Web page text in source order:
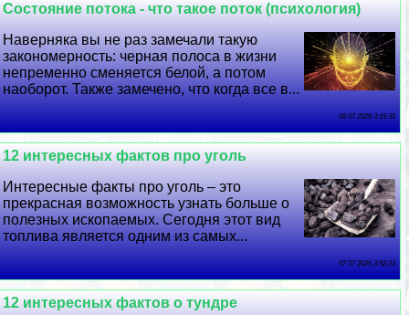
Состояние потока - что такое поток (психология)
Наверняка вы не раз замечали такую
закономерность: черная полоса в жизни
непременно сменяется белой, а потом
наоборот. Также замечено, что когда все в...
08 07 2026 3:15:32
12 интересных фактов про уголь
Интересные факты про уголь – это
прекрасная возможность узнать больше о
полезных ископаемых. Сегодня этот вид
топлива является одним из самых...
07 07 2026 3:52:33
12 интересных фактов о тундре